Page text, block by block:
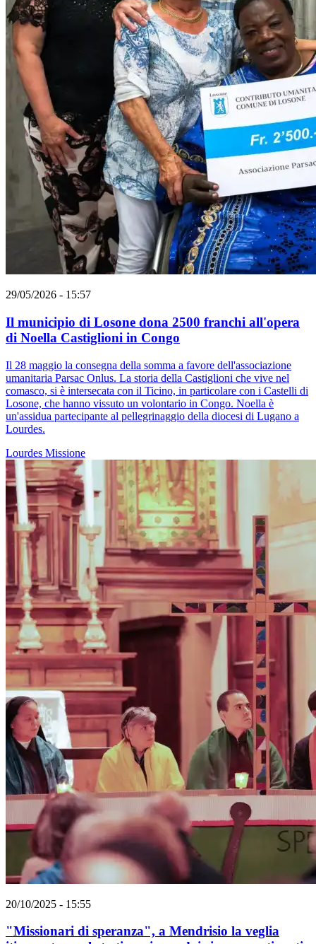
29/05/2026 - 15:57
Il municipio di Losone dona 2500 franchi all'opera
di Noella Castiglioni in Congo
Il 28 maggio la consegna della somma a favore dell'associazione
umanitaria Parsac Onlus. La storia della Castiglioni che vive nel
comasco, si è intersecata con il Ticino, in particolare con i Castelli di
Losone, che hanno vissuto un volontario in Congo. Noella è
un'assidua partecipante al pellegrinaggio della diocesi di Lugano a
Lourdes.
Lourdes Missione
20/10/2025 - 15:55
"Missionari di speranza", a Mendrisio la veglia